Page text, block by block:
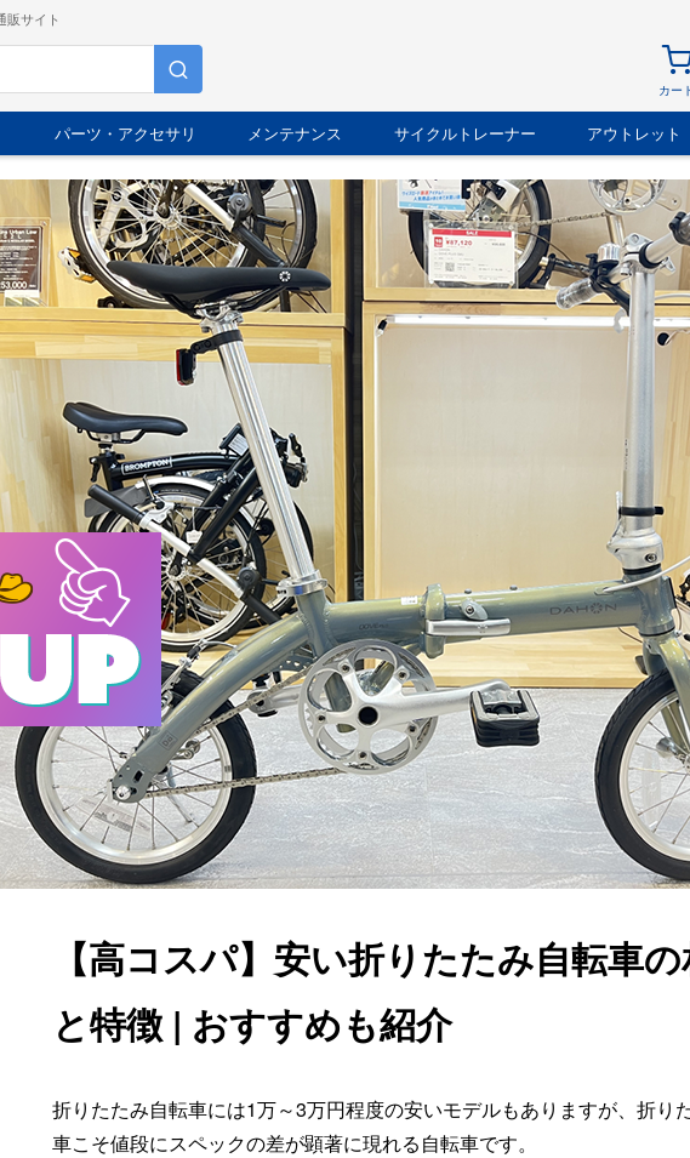
販サイト
カー
パーツ・アクセサリ メンテナンス サイクルトレーナー アウトレット
【高コスパ】安い折りたたみ自転車
と特徴 | おすすめも紹介
折りたたみ自転車には1万～3万円程度の安いモデルもありますが、折り
車こそ値段にスペックの差が顕著に現れる自転車です。